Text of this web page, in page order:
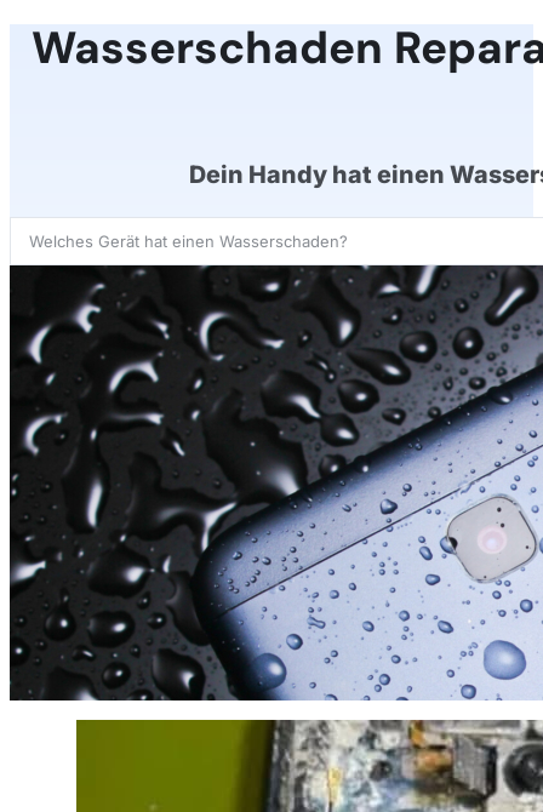
Wasserschaden
Dein Handy hat einen
Search
...